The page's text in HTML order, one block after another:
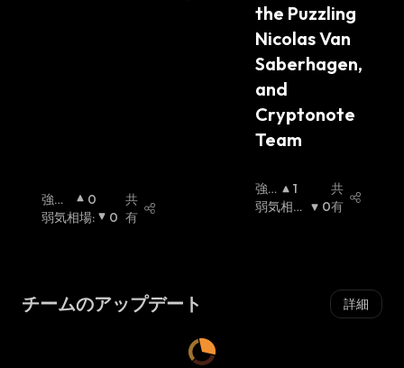
強気
相場:
0
弱気相場: 0
共
有
the Puzzling
Nicolas Van
Saberhagen,
and
Cryptonote
Team
強
気
1
弱気相場
0
共
有
チームのアップデート 詳細